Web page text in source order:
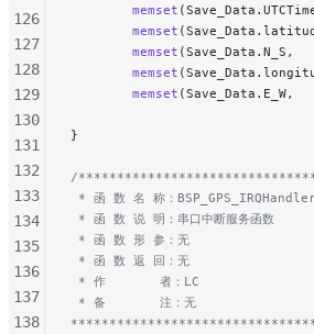
        memset
        memset
        memset
        memset
        memset
}
/
* 函 数 名 称：
* 函 数 说 明：串口中断服务函数
* 函 数 形 参：无
* 函 数 返 回：无
* 作       者：LC
* 备       注：无
126
127
128
129
130
131
132
133
134
135
136
137
138